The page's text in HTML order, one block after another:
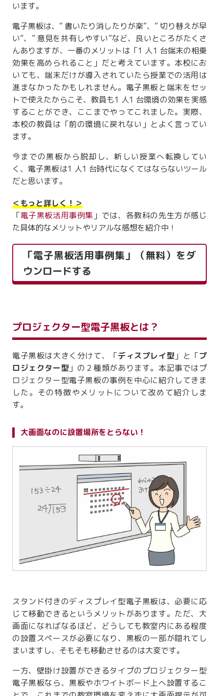
います。
電子黒板は、” 書いたり消したりが楽”、” 切り替えが早
い”、” 意見を共有しやすい”など、良いところがたくさ
んありますが、一番のメリットは「1 人1 台端末の相乗
効果を高められること」だと考えています。本校にお
いても、端末だけが導入されていたら授業での活用は
進まなかったかもしれません。電子黒板と端末をセッ
トで使えたからこそ、教員も1 人1 台環境の効果を実感
することができ、ここまでやってこれました。実際、
本校の教員は「前の環境に戻れない」とよく言ってい
ます。
今までの黒板から脱却し、新しい授業へ転換してい
く、電子黒板は1 人1 台時代になくてはならないツール
だと思います。
＜もっと詳しく！＞
「電子黒板活用事例集 」では、各教科の先生方が感じ
た具体的なメリットやリアルな感想を紹介中！
「電子黒板活用事例集」（無料）をダ
ウンロードする
プロジェクター型電子黒板とは？
電子黒板は大きく分けて、「ディスプレイ型 」と「プ
ロジェクター型 」の２種類があります。本記事ではプ
ロジェクター型電子黒板の事例を中心に紹介してきま
した。その特徴やメリットについて改めて紹介しま
す。
大画面なのに設置場所をとらない！
スタンド付きのディスプレイ型電子黒板は、必要に応
じて移動できるというメリットがあります。ただ、大
画面になればなるほど、どうしても教室内にある程度
の設置スペースが必要になり、黒板の一部が隠れてし
まいますし、そもそも移動させるのは大変です。
一方、壁掛け設置ができるタイプのプロジェクター型
電子黒板なら、黒板やホワイトボード上へ設置するこ